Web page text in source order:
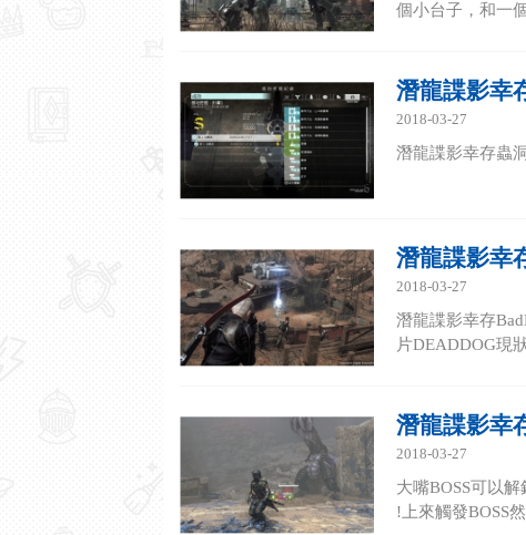
個小台子，和一
潛龍諜影幸
2018-03-27
潛龍諜影幸存蟲
潛龍諜影幸
2018-03-27
潛龍諜影幸存
片DEADDOG現
潛龍諜影幸
2018-03-27
大嘴BOSS可以
!上來觸發BOSS